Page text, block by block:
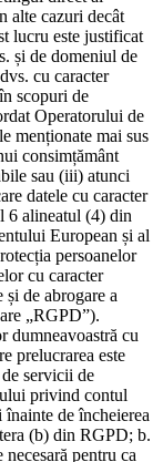
alte cazuri decât
lucru este justificat
și de domeniul de
cu caracter
scopuri de
Operatorului de
menționate mai sus
consimțământ
sau (iii) atunci
datele cu caracter
6 alineatul (4) din
European și al
persoanelor
cu caracter
și de abrogare a
„RGPD”).
dumneavoastră cu
prelucrarea este
servicii de
privind contul
de încheierea
(b) din RGPD; b.
pentru ca